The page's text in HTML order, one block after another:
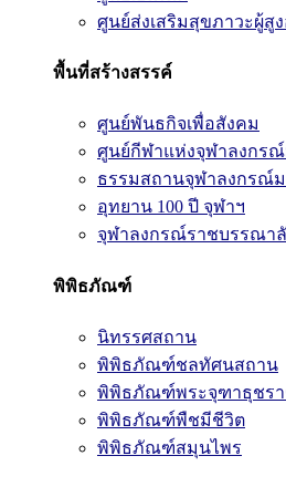
ศูนย์ส่งเสริมสุขภาวะผู้สู
พื้นที่สร้างสรรค์
ศูนย์พันธกิจเพื่อสังคม
ศูนย์กีฬาแห่งจุฬาลงกร
ธรรมสถานจุฬาลงกรณ์
อุทยาน 100 ปี จุฬาฯ
จุฬาลงกรณ์ราชบรรณา
พิพิธภัณฑ์
นิทรรศสถาน
พิพิธภัณฑ์ชลทัศนสถาน
พิพิธภัณฑ์พระจุฑาธุชร
พิพิธภัณฑ์พืชมีชีวิต
พิพิธภัณฑ์สมุนไพร